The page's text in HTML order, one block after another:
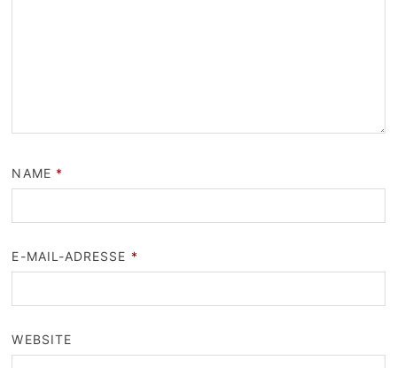
NAME *
E-MAIL-ADRESSE *
WEBSITE